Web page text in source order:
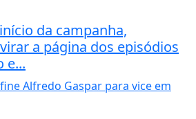
da campanha,
a página dos episódios
e...